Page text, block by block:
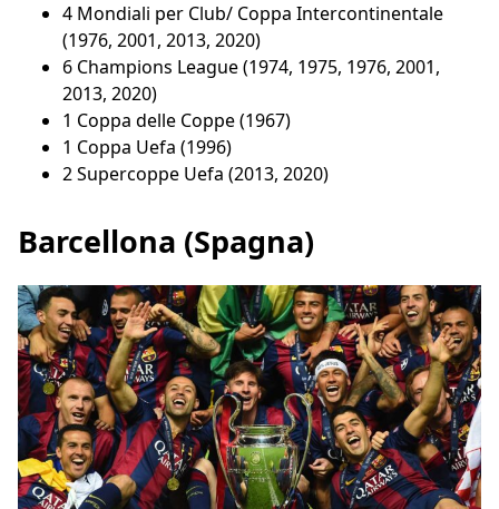
4 Mondiali per Club/ Coppa Intercontinentale
(1976, 2001, 2013, 2020)
6 Champions League (1974, 1975, 1976, 2001,
2013, 2020)
1 Coppa delle Coppe (1967)
1 Coppa Uefa (1996)
2 Supercoppe Uefa (2013, 2020)
Barcellona (Spagna)